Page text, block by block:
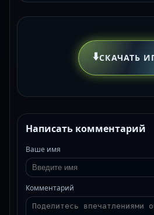
⬇️СКАЧАТЬ
Написать комментарий
Ваше имя
Комментарий